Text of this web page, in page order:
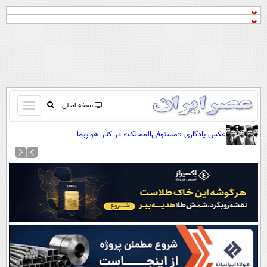
نسخه اصلی
باز
و
کردن
صفحه اول
آرشیو
نظرسنجی
آب و هوا
اوقات شرعی
پیوند ها
سواد زندگی
عکس یادگاری «مستوفی‌الممالک» در کنار هواپیما